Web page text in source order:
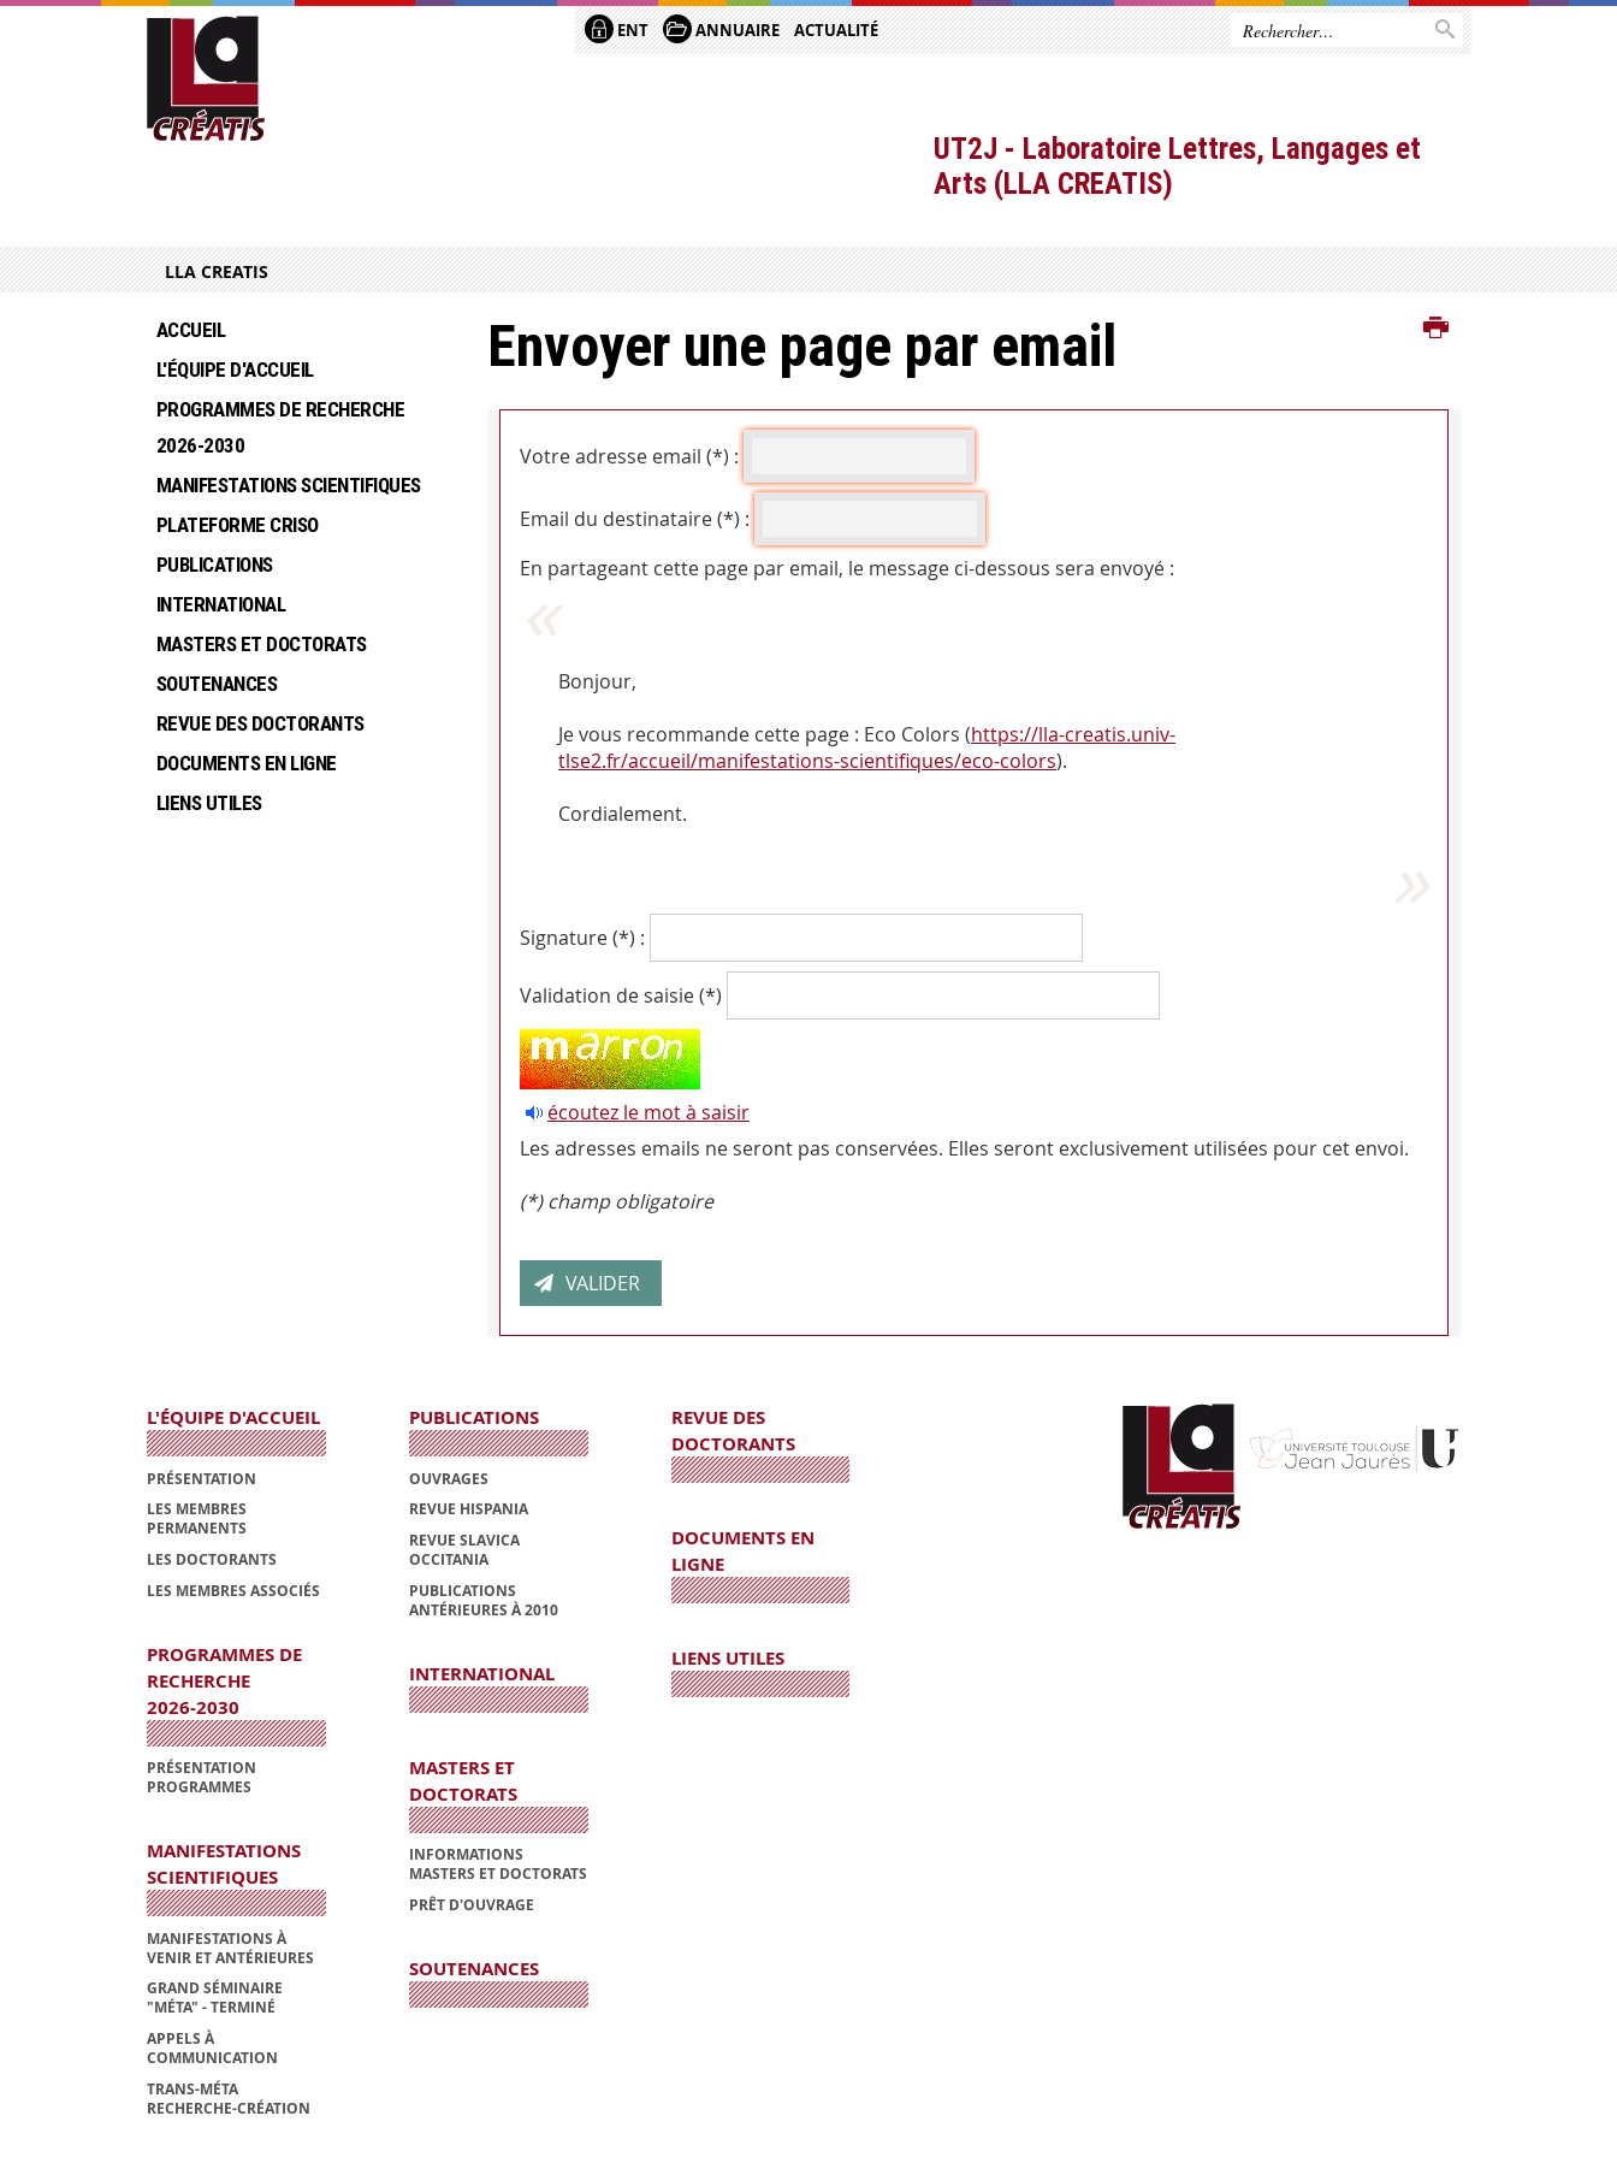
ENT ANNUAIRE ACTUALITÉ
UT2J - Laboratoire Lettres, Langages et
Arts (LLA CREATIS)
LLA CREATIS
Envoyer une page par email
Votre adresse email (*) :
Email du destinataire (*) :
En partageant cette page par email, le message ci-dessous sera envoyé :
Bonjour,
Je vous recommande cette page : Eco Colors (https://lla-creatis.univ-
tlse2.fr/accueil/manifestations-scientifiques/eco-colors).
Cordialement.
Signature (*) :
Validation de saisie (*)
écoutez le mot à saisir
Les adresses emails ne seront pas conservées. Elles seront exclusivement utilisées pour cet envoi.
(*) champ obligatoire
ACCUEIL
L'ÉQUIPE D'ACCUEIL
PROGRAMMES DE RECHERCHE
2026-2030
MANIFESTATIONS SCIENTIFIQUES
PLATEFORME CRISO
PUBLICATIONS
INTERNATIONAL
MASTERS ET DOCTORATS
SOUTENANCES
REVUE DES DOCTORANTS
DOCUMENTS EN LIGNE
LIENS UTILES
L'ÉQUIPE D'ACCUEIL
PRÉSENTATION
LES MEMBRES
PERMANENTS
LES DOCTORANTS
LES MEMBRES ASSOCIÉS
PROGRAMMES DE
RECHERCHE
2026-2030
PRÉSENTATION
PROGRAMMES
MANIFESTATIONS
SCIENTIFIQUES
MANIFESTATIONS À
VENIR ET ANTÉRIEURES
GRAND SÉMINAIRE
"MÉTA" - TERMINÉ
APPELS À
COMMUNICATION
TRANS-MÉTA
RECHERCHE-CRÉATION
PUBLICATIONS
OUVRAGES
REVUE HISPANIA
REVUE SLAVICA
OCCITANIA
PUBLICATIONS
ANTÉRIEURES À 2010
INTERNATIONAL
MASTERS ET
DOCTORATS
INFORMATIONS
MASTERS ET DOCTORATS
PRÊT D'OUVRAGE
SOUTENANCES
REVUE DES
DOCTORANTS
DOCUMENTS EN
LIGNE
LIENS UTILES